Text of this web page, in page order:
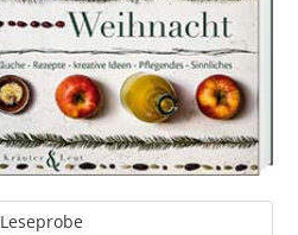
Leseprobe